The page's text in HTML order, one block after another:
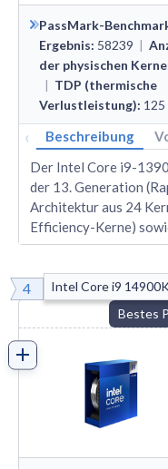
PassMark-
Ergebnis: 58239 |
der physischen Kerne
| TDP (thermische
Verlustleistung): 125
‹ Beschreibung
Der Intel Core i9-
der 13. Generation
Architektur aus 24
Efficiency-Kerne)
4
Intel Core i9
Bestes